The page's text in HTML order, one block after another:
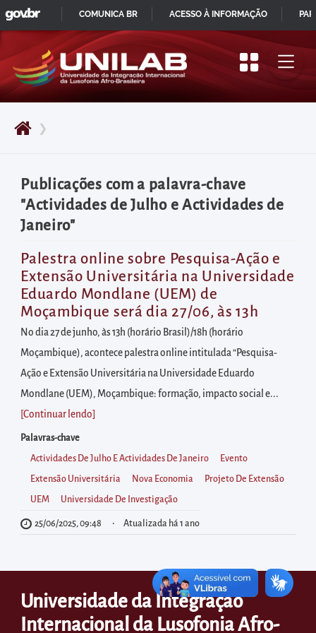
Pular
para
início
do
principal
Acessar
diretamente
o
menu
principal
Acessar
diretamente
à
área
para
realizar
buscas
internas
Acessar
diretamente
as
informações
❯
Publicações com a palavra-chave
"Actividades de Julho e Actividades de
Janeiro"
Palestra online sobre Pesquisa-Ação e
Extensão Universitária na Universidade
Eduardo Mondlane (UEM) de
Moçambique será dia 27/06, às 13h
No dia 27 de junho, às 13h (horário Brasil)/18h (horário
Moçambique), acontece palestra online intitulada “Pesquisa-
Ação e Extensão Universitária na Universidade Eduardo
Mondlane (UEM), Moçambique: formação, impacto social e...
[Continuar lendo
Palavras-chave
Actividades De Julho E Actividades De Janeiro Evento
Extensão Universitária Nova Economia Projeto De Extensão
UEM Universidade De Investigação
25/06/2025, 09:48 Atualizada há 1 ano
Universidade da Integração
Internacional da Lusofonia Afro-
IR
PARA
CONTEÚDO
GOVBR
COMUNICA BR ACESSO À INFORMAÇÃO